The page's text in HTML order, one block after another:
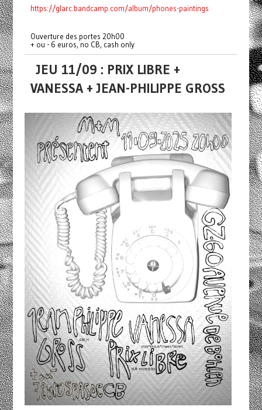
https://glarc.bandcamp.com/album/phones-paintings
Ouverture des portes 20h00
+ ou - 6 euros, no CB, cash only
JEU 11/09 : PRIX LIBRE +
VANESSA + JEAN-PHILIPPE GROSS